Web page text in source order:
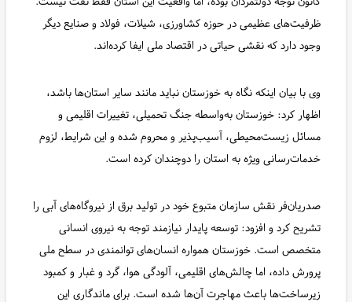
ظرفیت‌های عظیمی در حوزه کشاورزی، شیلات، فولاد و صنایع دیگر
وجود دارد که نقشی حیاتی در اقتصاد ملی ایفا کرده‌اند.
وی با بیان اینکه نگاه به خوزستان نباید مانند سایر استان‌ها باشد،
اظهار کرد: خوزستان به‌واسطه جنگ تحمیلی، تغییرات اقلیمی و
مسائل زیست‌محیطی، آسیب‌پذیر و محروم شده و این شرایط، لزوم
خدمات‌رسانی ویژه به استان را دوچندان کرده است.
صدریان‌فر نقش سازمان متبوع خود در تولید برق از نیروگاه‌های آبی را
تشریح کرد و افزود: توسعه پایدار نیازمند توجه به نیروی انسانی
متخصص است. خوزستان همواره انسان‌های توانمندی در سطح ملی
پرورش داده، اما چالش‌های اقلیمی، آلودگی هوا، گرد و غبار و کمبود
زیرساخت‌ها باعث مهاجرت آن‌ها شده است. برای ماندگاری این